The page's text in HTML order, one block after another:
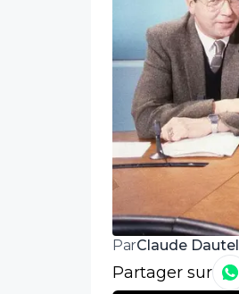
ParClaude Dautel
Partager sur